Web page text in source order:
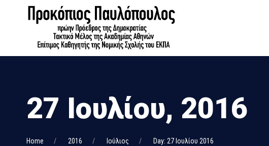
27 Ιουλίου, 2016
Home 2016 Ιούλιος Day: 27 Ιουλίου 2016